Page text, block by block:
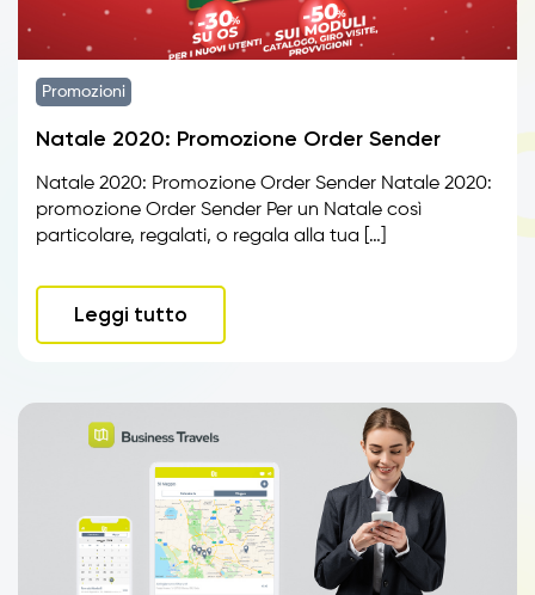
Promozioni
Natale 2020: Promozione Order Sender
Natale 2020: Promozione Order Sender Natale 2020:
promozione Order Sender Per un Natale così
particolare, regalati, o regala alla tua […]
Leggi tutto